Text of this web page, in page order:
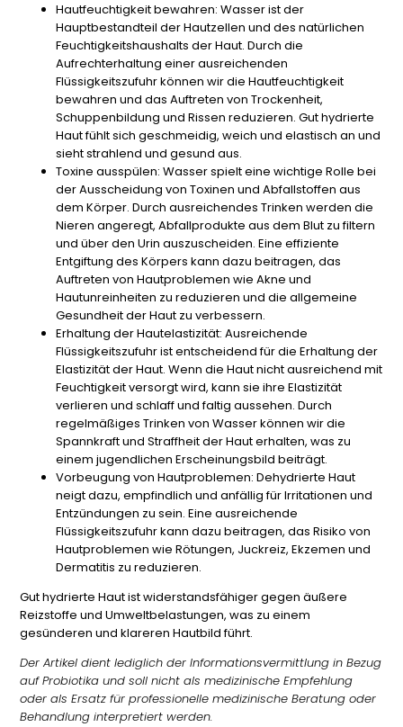
Hautfeuchtigkeit bewahren: Wasser ist der
Hauptbestandteil der Hautzellen und des natürlichen
Feuchtigkeitshaushalts der Haut. Durch die
Aufrechterhaltung einer ausreichenden
Flüssigkeitszufuhr können wir die Hautfeuchtigkeit
bewahren und das Auftreten von Trockenheit,
Schuppenbildung und Rissen reduzieren. Gut hydrierte
Haut fühlt sich geschmeidig, weich und elastisch an und
sieht strahlend und gesund aus.
Toxine ausspülen: Wasser spielt eine wichtige Rolle bei
der Ausscheidung von Toxinen und Abfallstoffen aus
dem Körper. Durch ausreichendes Trinken werden die
Nieren angeregt, Abfallprodukte aus dem Blut zu filtern
und über den Urin auszuscheiden. Eine effiziente
Entgiftung des Körpers kann dazu beitragen, das
Auftreten von Hautproblemen wie Akne und
Hautunreinheiten zu reduzieren und die allgemeine
Gesundheit der Haut zu verbessern.
Erhaltung der Hautelastizität: Ausreichende
Flüssigkeitszufuhr ist entscheidend für die Erhaltung der
Elastizität der Haut. Wenn die Haut nicht ausreichend mit
Feuchtigkeit versorgt wird, kann sie ihre Elastizität
verlieren und schlaff und faltig aussehen. Durch
regelmäßiges Trinken von Wasser können wir die
Spannkraft und Straffheit der Haut erhalten, was zu
einem jugendlichen Erscheinungsbild beiträgt.
Vorbeugung von Hautproblemen: Dehydrierte Haut
neigt dazu, empfindlich und anfällig für Irritationen und
Entzündungen zu sein. Eine ausreichende
Flüssigkeitszufuhr kann dazu beitragen, das Risiko von
Hautproblemen wie Rötungen, Juckreiz, Ekzemen und
Dermatitis zu reduzieren.
Gut hydrierte Haut ist widerstandsfähiger gegen äußere
Reizstoffe und Umweltbelastungen, was zu einem
gesünderen und klareren Hautbild führt.
Der Artikel dient lediglich der Informationsvermittlung in Bezug
auf Probiotika und soll nicht als medizinische Empfehlung
oder als Ersatz für professionelle medizinische Beratung oder
Behandlung interpretiert werden.